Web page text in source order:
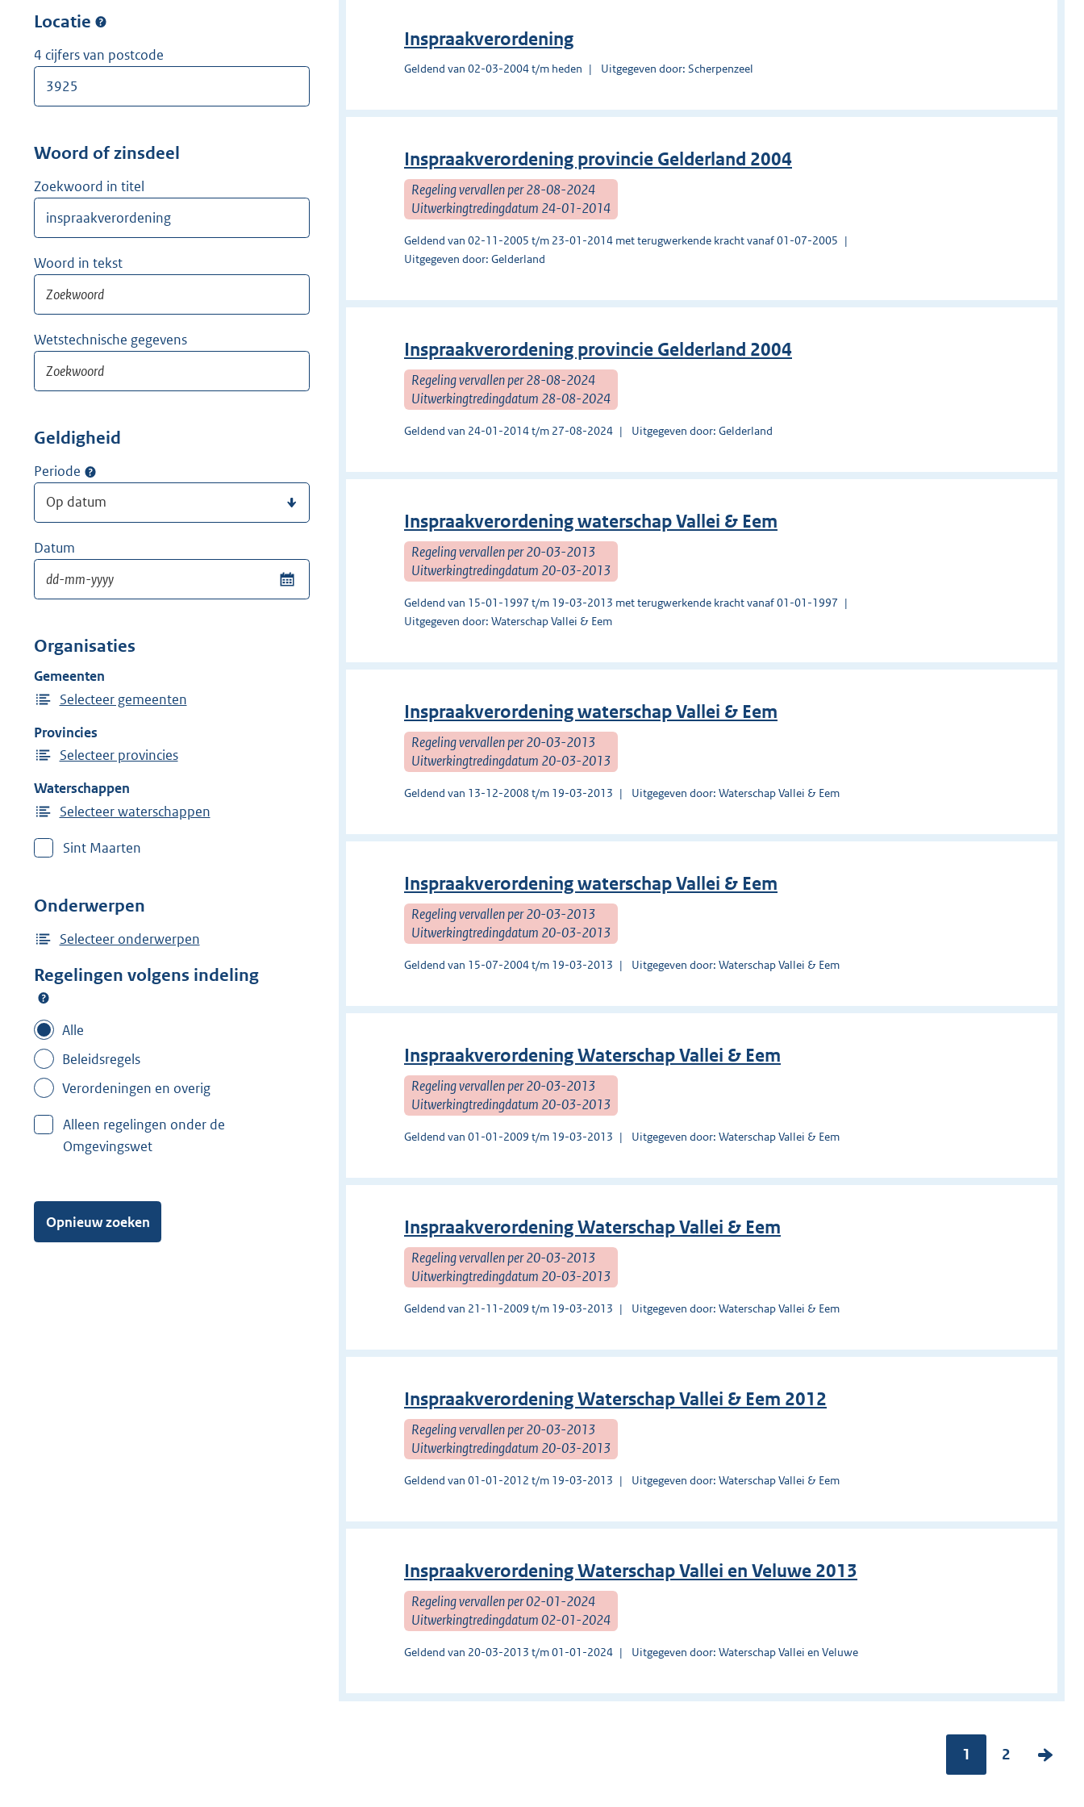
j
d
Locatie
4 cijfers van postcode
Woord of zinsdeel
Zoekwoord in titel
Woord in tekst
Wetstechnische gegevens
Geldigheid
Periode
Datum
Organisaties
Gemeenten
Selecteer gemeenten
Provincies
Selecteer provincies
Waterschappen
Selecteer waterschappen
Sint Maarten
Onderwerpen
Selecteer onderwerpen
Regelingen volgens indeling
Alle
Beleidsregels
Verordeningen en overig
Alleen regelingen onder de
Omgevingswet
Opnieuw zoeken
Inspraakverordening
Geldend van 02-03-2004 t/m heden Uitgegeven door: Scherpenzeel
Inspraakverordening provincie Gelderland 2004
Regeling vervallen per 28-08-2024
Uitwerkingtredingdatum 24-01-2014
Geldend van 02-11-2005 t/m 23-01-2014 met terugwerkende kracht vanaf 01-07-2005
Uitgegeven door: Gelderland
Inspraakverordening provincie Gelderland 2004
Regeling vervallen per 28-08-2024
Uitwerkingtredingdatum 28-08-2024
Geldend van 24-01-2014 t/m 27-08-2024 Uitgegeven door: Gelderland
Inspraakverordening waterschap Vallei & Eem
Regeling vervallen per 20-03-2013
Uitwerkingtredingdatum 20-03-2013
Geldend van 15-01-1997 t/m 19-03-2013 met terugwerkende kracht vanaf 01-01-1997
Uitgegeven door: Waterschap Vallei & Eem
Inspraakverordening waterschap Vallei & Eem
Regeling vervallen per 20-03-2013
Uitwerkingtredingdatum 20-03-2013
Geldend van 13-12-2008 t/m 19-03-2013 Uitgegeven door: Waterschap Vallei & Eem
Inspraakverordening waterschap Vallei & Eem
Regeling vervallen per 20-03-2013
Uitwerkingtredingdatum 20-03-2013
Geldend van 15-07-2004 t/m 19-03-2013 Uitgegeven door: Waterschap Vallei & Eem
Inspraakverordening Waterschap Vallei & Eem
Regeling vervallen per 20-03-2013
Uitwerkingtredingdatum 20-03-2013
Geldend van 01-01-2009 t/m 19-03-2013 Uitgegeven door: Waterschap Vallei & Eem
Inspraakverordening Waterschap Vallei & Eem
Regeling vervallen per 20-03-2013
Uitwerkingtredingdatum 20-03-2013
Geldend van 21-11-2009 t/m 19-03-2013 Uitgegeven door: Waterschap Vallei & Eem
Inspraakverordening Waterschap Vallei & Eem 2012
Regeling vervallen per 20-03-2013
Uitwerkingtredingdatum 20-03-2013
Geldend van 01-01-2012 t/m 19-03-2013 Uitgegeven door: Waterschap Vallei & Eem
Inspraakverordening Waterschap Vallei en Veluwe 2013
Regeling vervallen per 02-01-2024
Uitwerkingtredingdatum 02-01-2024
Geldend van 20-03-2013 t/m 01-01-2024 Uitgegeven door: Waterschap Vallei en Veluwe
Pagina:
1
P
2
V